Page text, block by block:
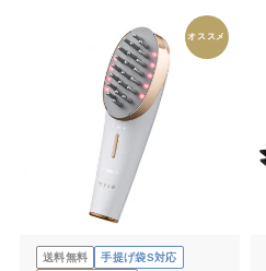
オススメ
送料無料
手提げ袋S対応